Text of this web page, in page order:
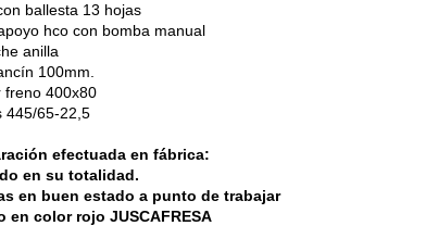
ballesta 13 hojas
hco con bomba manual
anilla
100mm.
freno 400x80
445/65-22,5
efectuada en fábrica:
en su totalidad.
en buen estado a punto de trabajar
en color rojo JUSCAFRESA